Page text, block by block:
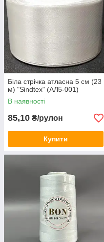
Біла стрічка атласна 5 см (23
м) "Sindtex" (АЛ5-001)
В наявності
85,10 ₴/рулон
Купити